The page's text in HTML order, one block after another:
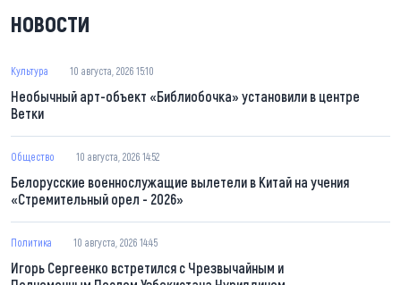
НОВОСТИ
Культура 10 августа, 2026 15:10
Необычный арт-объект «Библиобочка» установили в центре
Ветки
Общество 10 августа, 2026 14:52
Белорусские военнослужащие вылетели в Китай на учения
«Стремительный орел - 2026»
Политика 10 августа, 2026 14:45
Игорь Сергеенко встретился с Чрезвычайным и